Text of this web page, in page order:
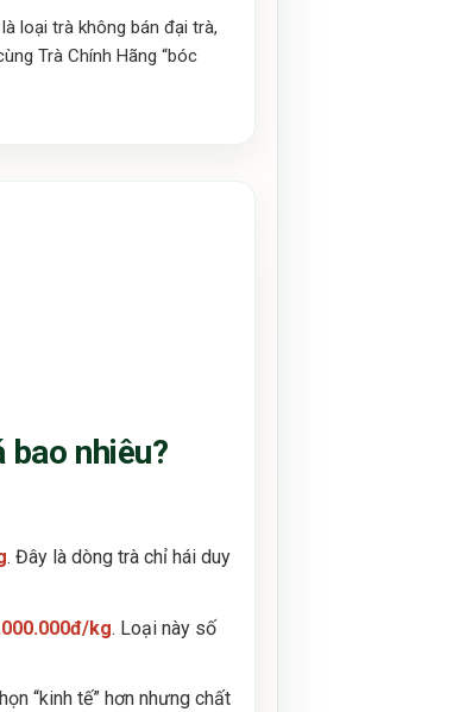
loại trà không bán đại trà,
Trà Chính Hãng “bóc
bao nhiêu?
. Đây là dòng trà chỉ hái duy
kg. Loại này số
“kinh tế” hơn nhưng chất